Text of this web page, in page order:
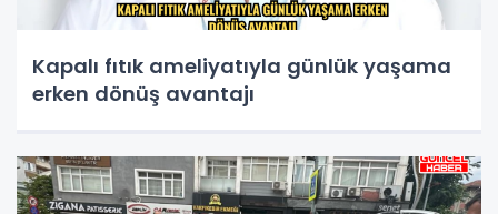
Kapalı fıtık ameliyatıyla günlük yaşama
erken dönüş avantajı